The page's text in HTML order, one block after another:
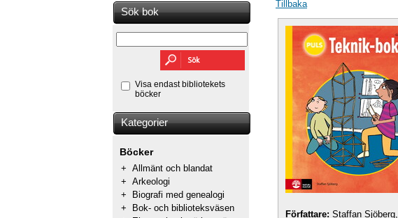
Sök bok
Visa endast bibliotekets
böcker
Kategorier
Böcker
+ Allmänt och blandat
+ Arkeologi
+
Biografi med genealogi
+
Bok- och biblioteksväsen
Tillbaka
Författare: Staffan Sjöberg,